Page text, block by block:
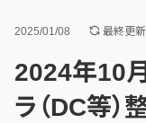
2025/01/08 最終更
2024年10
ラ（DC等